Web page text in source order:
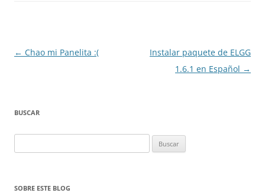
Navegación
← Chao mi Panelita :(
Instalar paquete de ELGG
1.6.1 en Español →
BUSCAR
SOBRE ESTE BLOG